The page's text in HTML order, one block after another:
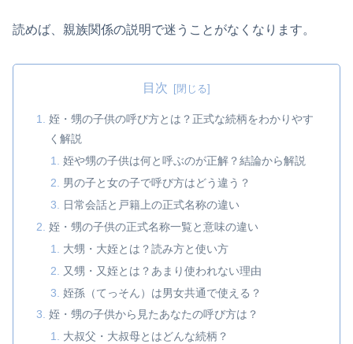
読めば、親族関係の説明で迷うことがなくなります。
目次
姪・甥の子供の呼び方とは？正式な続柄をわかりやす
く解説
姪や甥の子供は何と呼ぶのが正解？結論から解説
男の子と女の子で呼び方はどう違う？
日常会話と戸籍上の正式名称の違い
姪・甥の子供の正式名称一覧と意味の違い
大甥・大姪とは？読み方と使い方
又甥・又姪とは？あまり使われない理由
姪孫（てっそん）は男女共通で使える？
姪・甥の子供から見たあなたの呼び方は？
大叔父・大叔母とはどんな続柄？